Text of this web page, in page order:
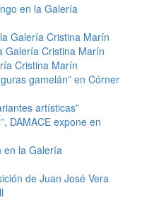
en la Galería
Galería Cristina Marín
Galería Cristina Marín
Cristina Marín
gamelán” en Córner
artísticas”
DAMACE expone en
en la Galería
de Juan José Vera